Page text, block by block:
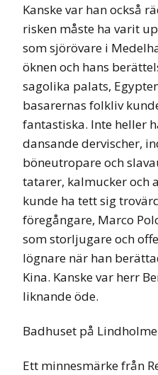
Kanske var han också
risken måste ha varit
som sjörövare i
öknen och hans
sagolika palats,
basarernas folkliv
fantastiska. Inte heller
dansande dervischer,
böneutropare och
tatarer, kalmucker och
kunde ha tett sig
föregångare, Marco
som storljugare och
lögnare när han
Kina. Kanske var herr
liknande öde.
Badhuset på
Ett minnesmärke från